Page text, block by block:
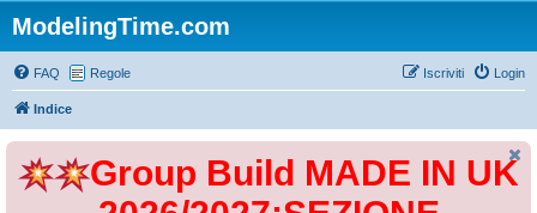
ModelingTime.com
FAQ Regole Login
Iscriviti
Indice
Group Build MADE IN UK